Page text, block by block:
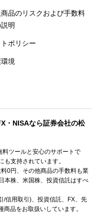
品のリスクおよび手数料
明
ポリシー
境
・NISAなら証券会社の松
ツールと安心のサポートで
も支持されています。
0円、その他商品の手数料も業
本株、米国株、投資信託はすべ
/信用取引)、投資信託、FX、先
品をお取扱いしています。